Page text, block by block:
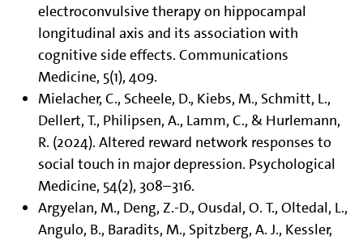
electroconvulsive therapy on hippocampal
longitudinal axis and its association with
cognitive side effects. Communications
Medicine, 5(1), 409.
Mielacher, C., Scheele, D., Kiebs, M., Schmitt, L.,
Dellert, T., Philipsen, A., Lamm, C., & Hurlemann,
R. (2024). Altered reward network responses to
social touch in major depression. Psychological
Medicine, 54(2), 308–316.
Argyelan, M., Deng, Z.-D., Ousdal, O. T., Oltedal, L.,
Angulo, B., Baradits, M., Spitzberg, A. J., Kessler,